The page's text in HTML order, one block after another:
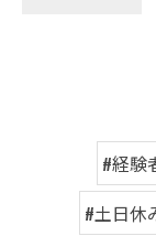
#経験
#土日休